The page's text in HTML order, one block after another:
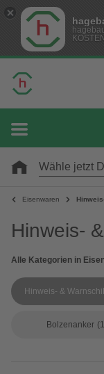
Wähle jetzt
Eisenwaren
Hinweis-
Alle Kategorien in
Hinweis- &
Bolzenanker